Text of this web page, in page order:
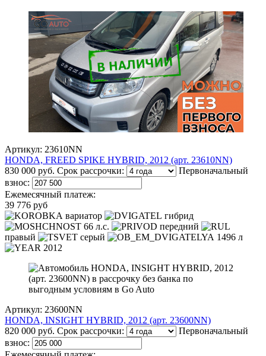
Артикул: 23610NN
HONDA, FREED SPIKE HYBRID, 2012 (арт. 23610NN)
830 000 руб. Срок рассрочки:
Первоначальный
взнос:
Ежемесячный платеж:
39 776 руб
вариатор
гибрид
66 л.с.
передний
правый
серый
1496 л
2012
Артикул: 23600NN
HONDA, INSIGHT HYBRID, 2012 (арт. 23600NN)
820 000 руб. Срок рассрочки:
Первоначальный
взнос: